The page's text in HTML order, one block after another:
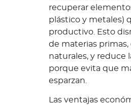
recuperar
plástico y metales)
productivo. Esto
de materias
naturales, y reduce
porque evita que
esparzan.
Las ventajas